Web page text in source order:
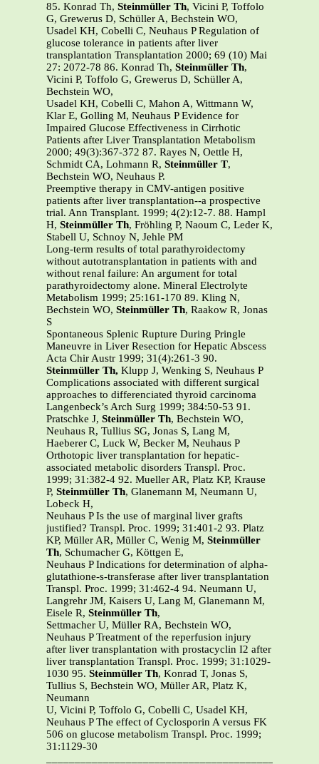
85. Konrad Th, Steinmüller Th, Vicini P, Toffolo
G, Grewerus D, Schüller A, Bechstein WO,
Usadel KH, Cobelli C, Neuhaus P Regulation of
glucose tolerance in patients after liver
transplantation Transplantation 2000; 69 (10) Mai
27: 2072-78 86. Konrad Th, Steinmüller Th,
Vicini P, Toffolo G, Grewerus D, Schüller A,
Bechstein WO,
Usadel KH, Cobelli C, Mahon A, Wittmann W,
Klar E, Golling M, Neuhaus P Evidence for
Impaired Glucose Effectiveness in Cirrhotic
Patients after Liver Transplantation Metabolism
2000; 49(3):367-372 87. Rayes N, Oettle H,
Schmidt CA, Lohmann R, Steinmüller T,
Bechstein WO, Neuhaus P.
Preemptive therapy in CMV-antigen positive
patients after liver transplantation--a prospective
trial. Ann Transplant. 1999; 4(2):12-7. 88. Hampl
H, Steinmüller Th, Fröhling P, Naoum C, Leder K,
Stabell U, Schnoy N, Jehle PM
Long-term results of total parathyroidectomy
without autotransplantation in patients with and
without renal failure: An argument for total
parathyroidectomy alone. Mineral Electrolyte
Metabolism 1999; 25:161-170 89. Kling N,
Bechstein WO, Steinmüller Th, Raakow R, Jonas
S
Spontaneous Splenic Rupture During Pringle
Maneuvre in Liver Resection for Hepatic Abscess
Acta Chir Austr 1999; 31(4):261-3 90.
Steinmüller Th, Klupp J, Wenking S, Neuhaus P
Complications associated with different surgical
approaches to differenciated thyroid carcinoma
Langenbeck’s Arch Surg 1999; 384:50-53 91.
Pratschke J, Steinmüller Th, Bechstein WO,
Neuhaus R, Tullius SG, Jonas S, Lang M,
Haeberer C, Luck W, Becker M, Neuhaus P
Orthotopic liver transplantation for hepatic-
associated metabolic disorders Transpl. Proc.
1999; 31:382-4 92. Mueller AR, Platz KP, Krause
P, Steinmüller Th, Glanemann M, Neumann U,
Lobeck H,
Neuhaus P Is the use of marginal liver grafts
justified? Transpl. Proc. 1999; 31:401-2 93. Platz
KP, Müller AR, Müller C, Wenig M, Steinmüller
Th, Schumacher G, Köttgen E,
Neuhaus P Indications for determination of alpha-
glutathione-s-transferase after liver transplantation
Transpl. Proc. 1999; 31:462-4 94. Neumann U,
Langrehr JM, Kaisers U, Lang M, Glanemann M,
Eisele R, Steinmüller Th,
Settmacher U, Müller RA, Bechstein WO,
Neuhaus P Treatment of the reperfusion injury
after liver transplantation with prostacyclin I2 after
liver transplantation Transpl. Proc. 1999; 31:1029-
1030 95. Steinmüller Th, Konrad T, Jonas S,
Tullius S, Bechstein WO, Müller AR, Platz K,
Neumann
U, Vicini P, Toffolo G, Cobelli C, Usadel KH,
Neuhaus P The effect of Cyclosporin A versus FK
506 on glucose metabolism Transpl. Proc. 1999;
31:1129-30